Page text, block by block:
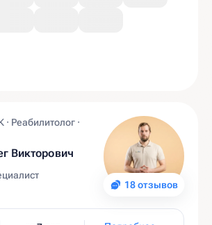
18 отзывов
Реабилитолог ·
Викторович